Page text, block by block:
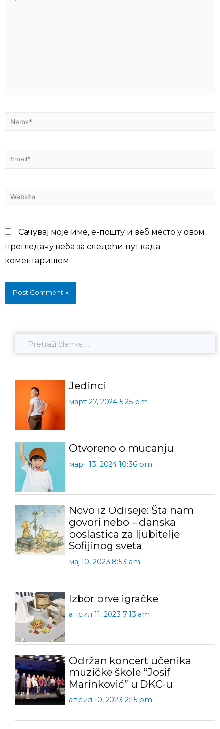
Сачувај моје име, е-пошту и веб место у овом
прегледачу веба за следећи пут када
коментаришем.
Jedinci
март 27, 2024 5:25 pm
Otvoreno o mucanju
март 13, 2024 10:36 pm
Novo iz Odiseje: Šta nam
govori nebo – danska
poslastica za ljubitelje
Sofijinog sveta
мај 10, 2023 8:53 am
Izbor prve igračke
април 11, 2023 7:13 am
Održan koncert učenika
muzičke škole “Josif
Marinković” u DKC-u
април 10, 2023 2:15 pm